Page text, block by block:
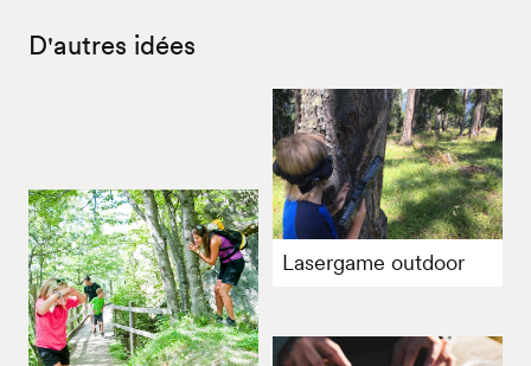
accessibles
D'autres idées
Lasergame outdoor